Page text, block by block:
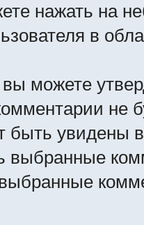
нажать на
в
можете
не
быть увидены
выбранные